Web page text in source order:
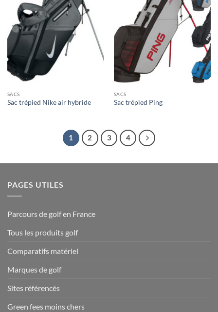
SACS
Sac trépied Nike air hybride
SACS
Sac trépied Ping
1 2 3 4
PAGES UTILES
Parcours de golf en France
Tous les produits golf
Comparatifs matériel
Marques de golf
Sites référencés
Green fees moins chers